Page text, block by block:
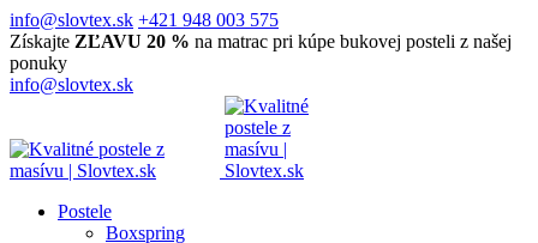
info@slovtex.sk +421 948 003 575
Získajte ZĽAVU 20 % na matrac pri kúpe bukovej posteli z našej
ponuky
info@slovtex.sk
Postele
Boxspring